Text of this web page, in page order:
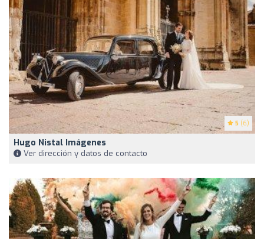
5 (6)
Hugo Nistal Imágenes
Ver dirección y datos de contacto